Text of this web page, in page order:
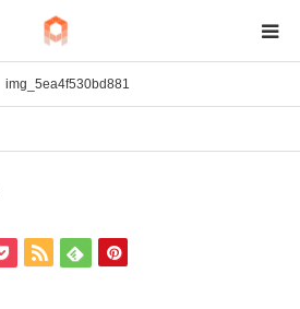
img_5ea4f530bd881